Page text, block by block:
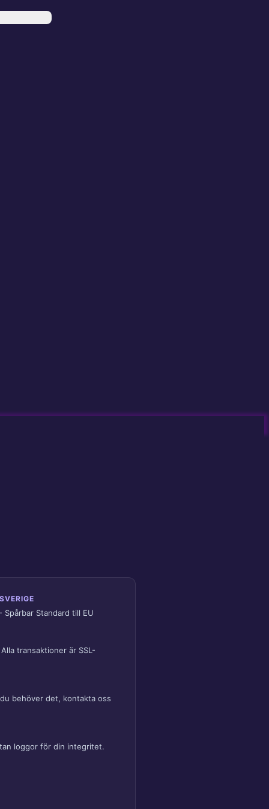
Standard till EU
transaktioner är SSL-
behöver det, kontakta oss
loggor för din integritet.